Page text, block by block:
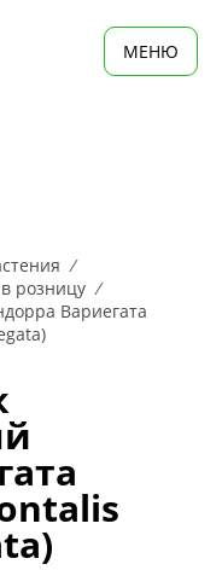
MЕНЮ
розницу
Вариегата